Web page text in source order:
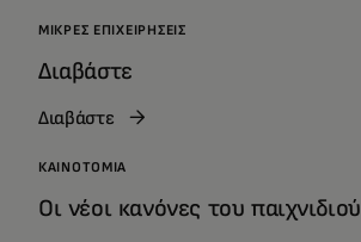
ΜΙΚΡΈΣ ΕΠΙΧΕΙΡΉΣΕΙΣ
Διαβάστε
Διαβάστε
ΚΑΙΝΟΤΟΜΊΑ
Οι νέοι κανόνες του παιχνιδιού